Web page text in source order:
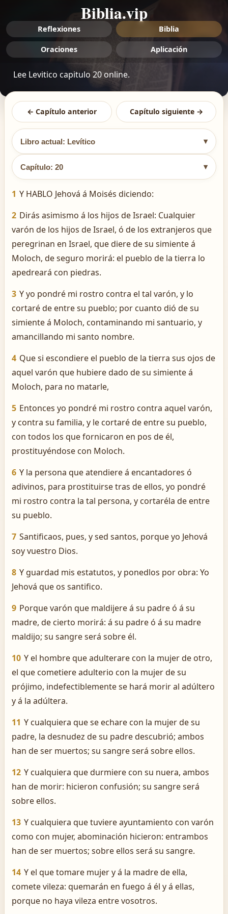
Biblia.vip
Reflexiones Biblia
Oraciones Aplicación
Lee Levitico capitulo 20 online.
← Capítulo anterior Capítulo siguiente →
Libro actual: Levítico ▾
Capítulo: 20 ▾
1 Y HABLO Jehová á Moisés diciendo:
2 Dirás asimismo á los hijos de Israel: Cualquier
varón de los hijos de Israel, ó de los extranjeros que
peregrinan en Israel, que diere de su simiente á
Moloch, de seguro morirá: el pueblo de la tierra lo
apedreará con piedras.
3 Y yo pondré mi rostro contra el tal varón, y lo
cortaré de entre su pueblo; por cuanto dió de su
simiente á Moloch, contaminando mi santuario, y
amancillando mi santo nombre.
4 Que si escondiere el pueblo de la tierra sus ojos de
aquel varón que hubiere dado de su simiente á
Moloch, para no matarle,
5 Entonces yo pondré mi rostro contra aquel varón,
y contra su familia, y le cortaré de entre su pueblo,
con todos los que fornicaron en pos de él,
prostituyéndose con Moloch.
6 Y la persona que atendiere á encantadores ó
adivinos, para prostituirse tras de ellos, yo pondré
mi rostro contra la tal persona, y cortaréla de entre
su pueblo.
7 Santificaos, pues, y sed santos, porque yo Jehová
soy vuestro Dios.
8 Y guardad mis estatutos, y ponedlos por obra: Yo
Jehová que os santifico.
9 Porque varón que maldijere á su padre ó á su
madre, de cierto morirá: á su padre ó á su madre
maldijo; su sangre será sobre él.
10 Y el hombre que adulterare con la mujer de otro,
el que cometiere adulterio con la mujer de su
prójimo, indefectiblemente se hará morir al adúltero
y á la adúltera.
11 Y cualquiera que se echare con la mujer de su
padre, la desnudez de su padre descubrió; ambos
han de ser muertos; su sangre será sobre ellos.
12 Y cualquiera que durmiere con su nuera, ambos
han de morir: hicieron confusión; su sangre será
sobre ellos.
13 Y cualquiera que tuviere ayuntamiento con varón
como con mujer, abominación hicieron: entrambos
han de ser muertos; sobre ellos será su sangre.
14 Y el que tomare mujer y á la madre de ella,
comete vileza: quemarán en fuego á él y á ellas,
porque no haya vileza entre vosotros.